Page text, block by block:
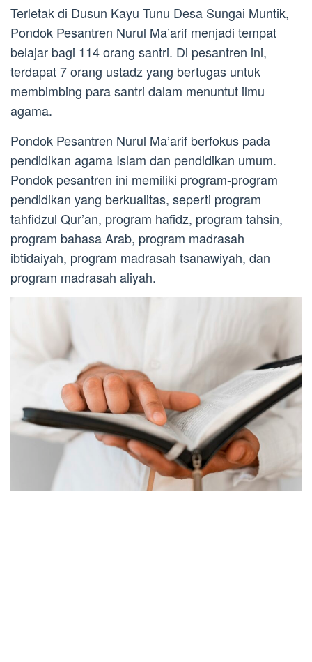
Terletak di Dusun Kayu Tunu Desa Sungai Muntik,
Pondok Pesantren Nurul Ma’arif menjadi tempat
belajar bagi 114 orang santri. Di pesantren ini,
terdapat 7 orang ustadz yang bertugas untuk
membimbing para santri dalam menuntut ilmu
agama.
Pondok Pesantren Nurul Ma’arif berfokus pada
pendidikan agama Islam dan pendidikan umum.
Pondok pesantren ini memiliki program-program
pendidikan yang berkualitas, seperti program
tahfidzul Qur’an, program hafidz, program tahsin,
program bahasa Arab, program madrasah
ibtidaiyah, program madrasah tsanawiyah, dan
program madrasah aliyah.